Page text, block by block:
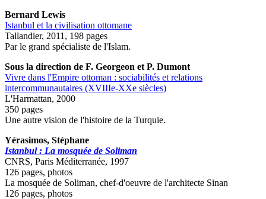
Bernard Lewis
Istanbul et la civilisation ottomane
Tallandier, 2011, 198 pages
Par le grand spécialiste de l'Islam.
Sous la direction de F. Georgeon et P. Dumont
Vivre dans l'Empire ottoman : sociabilités et relations
intercommunautaires (XVIIIe-XXe siècles)
L'Harmattan, 2000
350 pages
Une autre vision de l'histoire de la Turquie.
Yérasimos, Stéphane
Istanbul : La mosquée de Soliman
CNRS, Paris Méditerranée, 1997
126 pages, photos
La mosquée de Soliman, chef-d'oeuvre de l'architecte Sinan
126 pages, photos